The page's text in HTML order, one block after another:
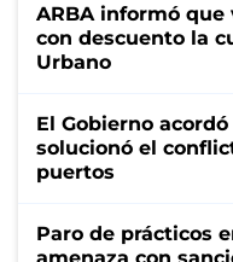
ARBA informó que
con descuento la
Urbano
El Gobierno
solucionó el
puertos
Paro de prácticos